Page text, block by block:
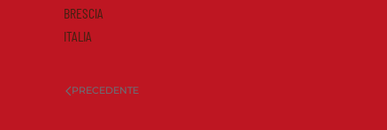
BRESCIA
ITALIA
PRECEDENTE